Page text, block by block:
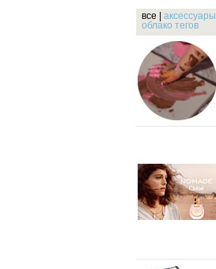
все аксессуары
облако тегов